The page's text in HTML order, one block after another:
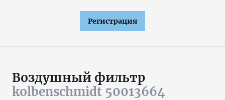
Регистрация
Воздушный фильтр
kolbenschmidt 50013664